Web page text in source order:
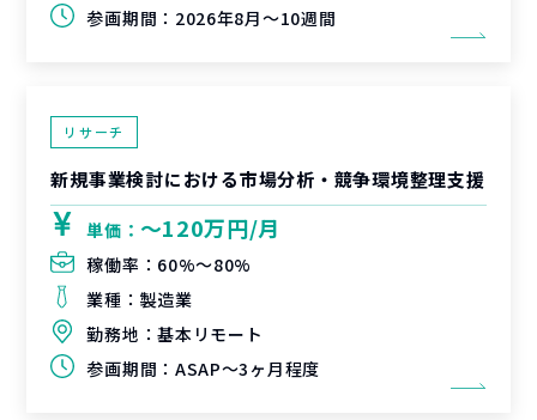
参画期間： 2026年8月～10週間
リサーチ
新規事業検討における市場分析・競争環境整理支援
単価： 〜120万円/月
稼働率： 60%〜80%
業種： 製造業
勤務地：基本リモート
参画期間： ASAP～3ヶ月程度